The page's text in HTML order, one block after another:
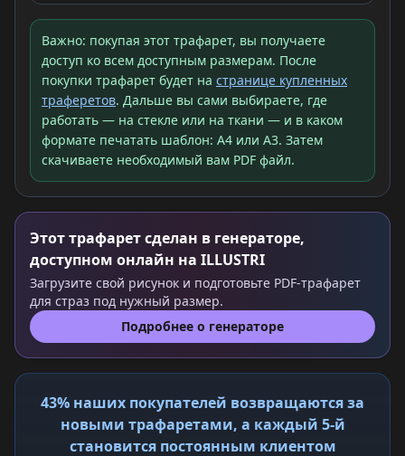
Важно: покупая этот трафарет, вы получаете
доступ ко всем доступным размерам. После
покупки трафарет будет на странице купленных
траферетов. Дальше вы сами выбираете, где
работать — на стекле или на ткани — и в каком
формате печатать шаблон: A4 или A3. Затем
скачиваете необходимый вам PDF файл.
Этот трафарет сделан в генераторе,
доступном онлайн на ILLUSTRI
Загрузите свой рисунок и подготовьте PDF-трафарет
для страз под нужный размер.
Подробнее о генераторе
43% наших покупателей возвращаются за
новыми трафаретами, а каждый 5-й
становится постоянным клиентом